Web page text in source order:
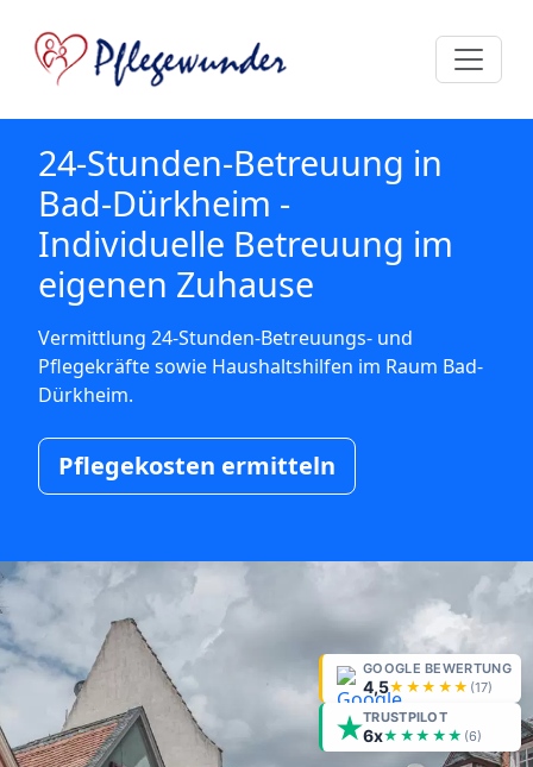
GOOGLE BEWERTUNG
4,5★★★★★ (17)
TRUSTPILOT
6x★★★★★ (6)
24-Stunden-Betreuung in
Bad-Dürkheim -
Individuelle Betreuung im
eigenen Zuhause
Vermittlung 24-Stunden-Betreuungs- und
Pflegekräfte sowie Haushaltshilfen im Raum Bad-
Dürkheim.
Pflegekosten ermitteln